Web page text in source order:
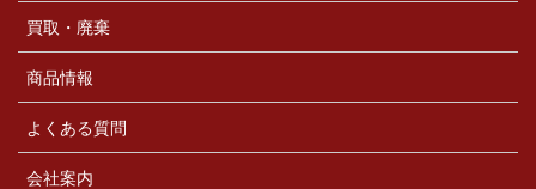
買取・廃棄
商品情報
よくある質問
会社案内